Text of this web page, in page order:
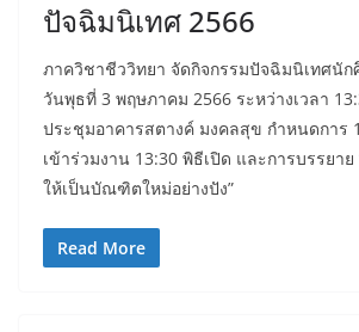
ปัจฉิมนิเทศ 2566
ภาควิชาชีววิทยา จัดกิจกรรมปัจฉิมนิเทศนั
วันพุธที่ 3 พฤษภาคม 2566 ระหว่างเวลา
ประชุมอาคารสตางค์ มงคลสุข กำหนดการ
เข้าร่วมงาน 13:30 พิธีเปิด และการบรรยาย
ให้เป็นบัณฑิตใหม่อย่างปัง”
Read More